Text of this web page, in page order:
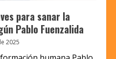
para sanar la
Pablo Fuenzalida
2025